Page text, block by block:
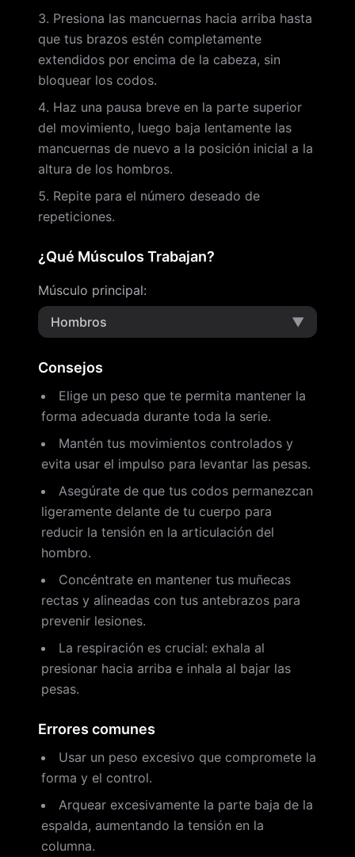
Presiona las mancuernas hacia arriba hasta
que tus brazos estén completamente
extendidos por encima de la cabeza, sin
bloquear los codos.
Haz una pausa breve en la parte superior
del movimiento, luego baja lentamente las
mancuernas de nuevo a la posición inicial a la
altura de los hombros.
Repite para el número deseado de
repeticiones.
¿Qué Músculos Trabajan?
Músculo principal:
Hombros
▼
Consejos
Elige un peso que te permita mantener la
forma adecuada durante toda la serie.
Mantén tus movimientos controlados y
evita usar el impulso para levantar las pesas.
Asegúrate de que tus codos permanezcan
ligeramente delante de tu cuerpo para
reducir la tensión en la articulación del
hombro.
Concéntrate en mantener tus muñecas
rectas y alineadas con tus antebrazos para
prevenir lesiones.
La respiración es crucial: exhala al
presionar hacia arriba e inhala al bajar las
pesas.
Errores comunes
Usar un peso excesivo que compromete la
forma y el control.
Arquear excesivamente la parte baja de la
espalda, aumentando la tensión en la
columna.